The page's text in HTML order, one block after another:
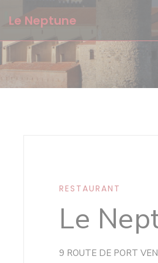
Le Neptune
RESTAURANT
Le
9 ROUTE DE PORT